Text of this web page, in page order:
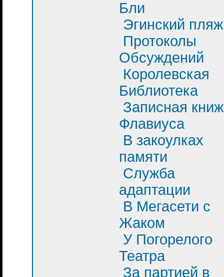
Бли
Эгинский пляж
Протоколы
Обсуждений
Королевская
Библиотека
Записная
Флавиуса
В закоулках
памяти
Служба
адаптации
В Мегасети с
Жаком
У Погорелого
Театра
За партией в